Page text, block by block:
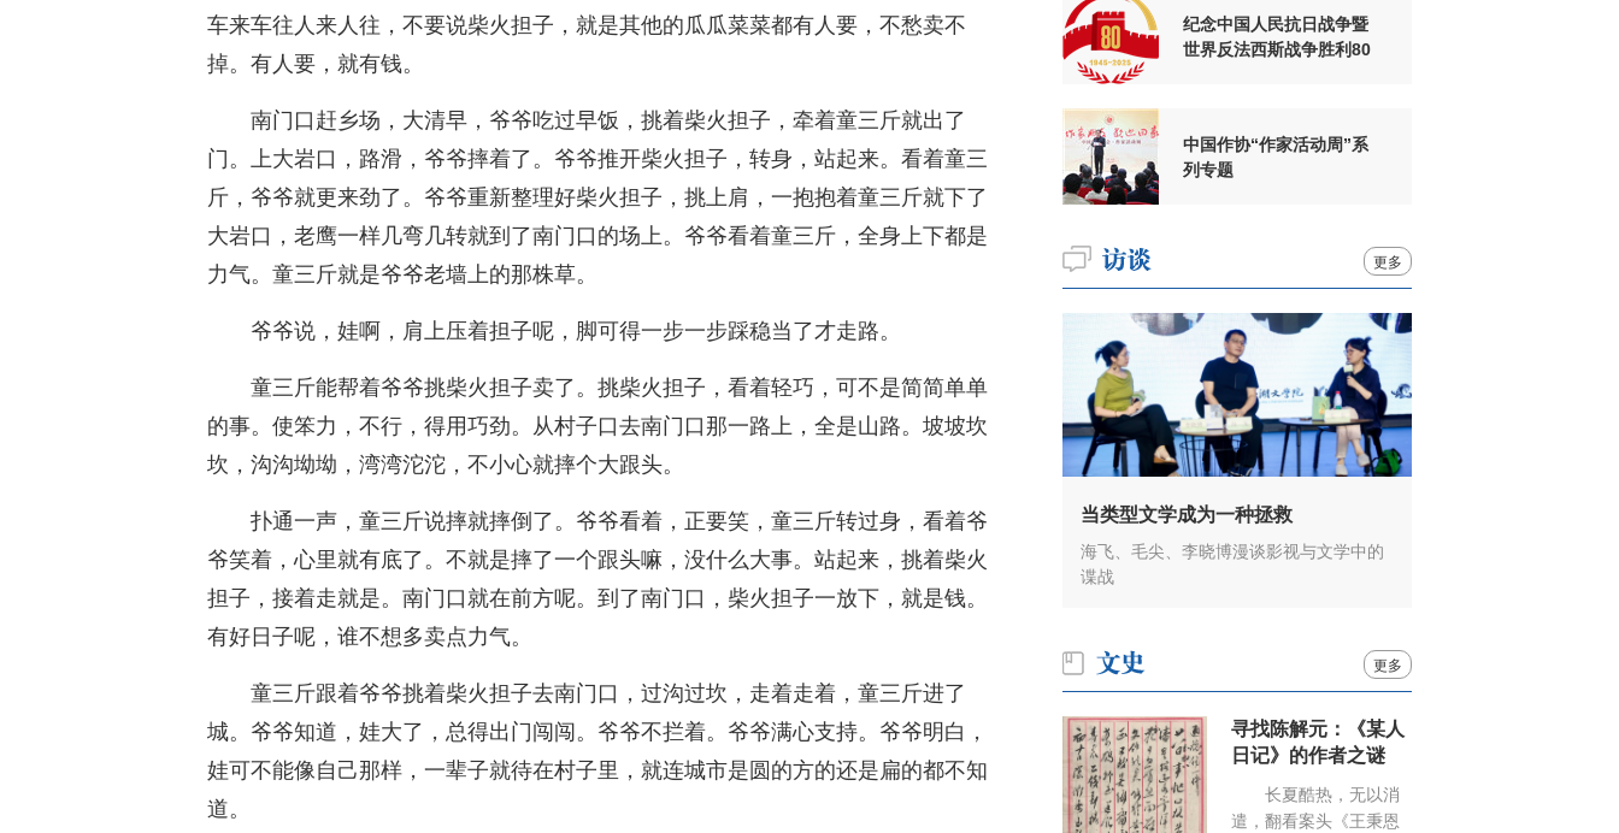
车来车往人来人往，不要说柴火担子，就是其他的瓜瓜菜菜都有人要，不愁卖不
掉。有人要，就有钱。
南门口赶乡场，大清早，爷爷吃过早饭，挑着柴火担子，牵着童三斤就出了
门。上大岩口，路滑，爷爷摔着了。爷爷推开柴火担子，转身，站起来。看着童三
斤，爷爷就更来劲了。爷爷重新整理好柴火担子，挑上肩，一抱抱着童三斤就下了
大岩口，老鹰一样几弯几转就到了南门口的场上。爷爷看着童三斤，全身上下都是
力气。童三斤就是爷爷老墙上的那株草。
爷爷说，娃啊，肩上压着担子呢，脚可得一步一步踩稳当了才走路。
童三斤能帮着爷爷挑柴火担子卖了。挑柴火担子，看着轻巧，可不是简简单单
的事。使笨力，不行，得用巧劲。从村子口去南门口那一路上，全是山路。坡坡坎
坎，沟沟坳坳，湾湾沱沱，不小心就摔个大跟头。
扑通一声，童三斤说摔就摔倒了。爷爷看着，正要笑，童三斤转过身，看着爷
爷笑着，心里就有底了。不就是摔了一个跟头嘛，没什么大事。站起来，挑着柴火
担子，接着走就是。南门口就在前方呢。到了南门口，柴火担子一放下，就是钱。
有好日子呢，谁不想多卖点力气。
童三斤跟着爷爷挑着柴火担子去南门口，过沟过坎，走着走着，童三斤进了
城。爷爷知道，娃大了，总得出门闯闯。爷爷不拦着。爷爷满心支持。爷爷明白，
娃可不能像自己那样，一辈子就待在村子里，就连城市是圆的方的还是扁的都不知
道。
纪念中国人民抗日战争暨
世界反法西斯战争胜利80
中国作协“作家活动周”系
列专题
更多
当类型文学成为一种拯救
海飞、毛尖、李晓博漫谈影视与文学中的
谍战
更多
寻找陈解元：《某人
日记》的作者之谜
长夏酷热，无以消
遣，翻看案头《王秉恩